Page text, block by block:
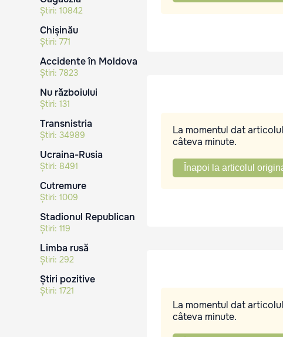
Știri: 10842
Chișinău
Știri: 771
Accidente în Moldova
Știri: 7823
Nu războiului
Știri: 131
Transnistria
Știri: 34989
Ucraina-Rusia
Știri: 8491
Cutremure
Știri: 1009
Stadionul Republican
Știri: 119
Limba rusă
Știri: 292
Știri pozitive
Știri: 1721
La momentul dat
câteva minute.
Înapoi la articolul
La momentul dat
câteva minute.